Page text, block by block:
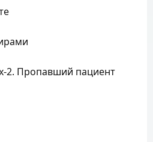
2. Пропавший пациент